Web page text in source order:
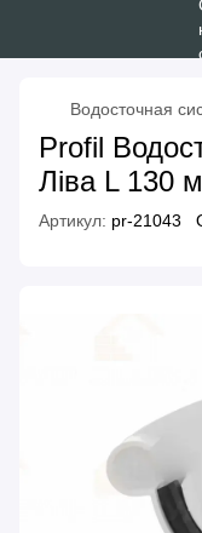
Водосточная
Profil
Ліва L 130
Артикул: pr-21043